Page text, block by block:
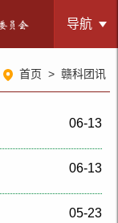
导航
首页 > 赣科团讯
06-13
06-13
05-23